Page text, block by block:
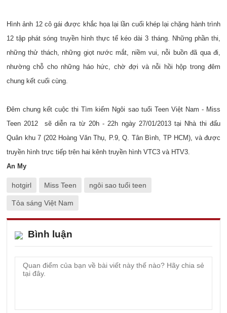
Hình ảnh 12 cô gái được khắc họa lại lần cuối khép lại chặng hành trình
12 tập phát sóng truyền hình thực tế kéo dài 3 tháng. Những phần thi,
những thử thách, những giọt nước mắt, niềm vui, nỗi buồn đã qua đi,
nhường chỗ cho những háo hức, chờ đợi và nỗi hồi hộp trong đêm
chung kết cuối cùng.
Đêm chung kết cuộc thi Tìm kiếm Ngôi sao tuổi Teen Việt Nam - Miss
Teen 2012 sẽ diễn ra từ 20h - 22h ngày 27/01/2013 tại Nhà thi đấu
Quân khu 7 (202 Hoàng Văn Thụ, P.9, Q. Tân Bình, TP HCM), và được
truyền hình trực tiếp trên hai kênh truyền hình VTC3 và HTV3.
An My
hotgirl Miss Teen ngôi sao tuổi teen
Tỏa sáng Việt Nam
Bình luận